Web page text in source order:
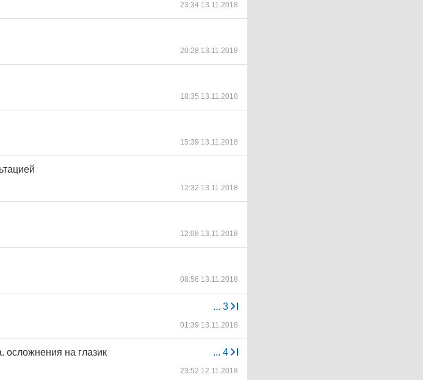
23:34 13.11.2018
20:28 13.11.2018
18:35 13.11.2018
15:39 13.11.2018
12:32 13.11.2018
12:08 13.11.2018
08:56 13.11.2018
... 3
01:39 13.11.2018
... 4
на глазик
23:52 12.11.2018